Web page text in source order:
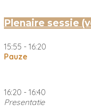
Plenaire sessie
15:55 - 16:20
Pauze
16:20 - 16:40
Presentatie